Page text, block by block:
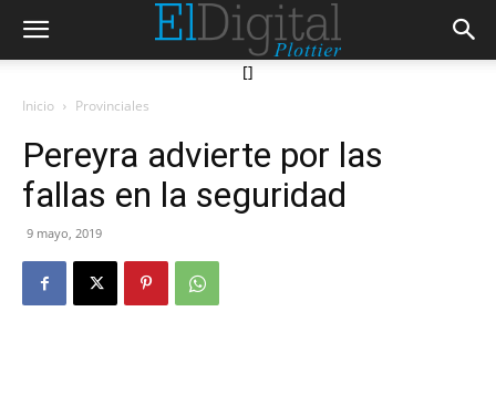
[]
Inicio Provinciales
Pereyra advierte por las
fallas en la seguridad
9 mayo, 2019